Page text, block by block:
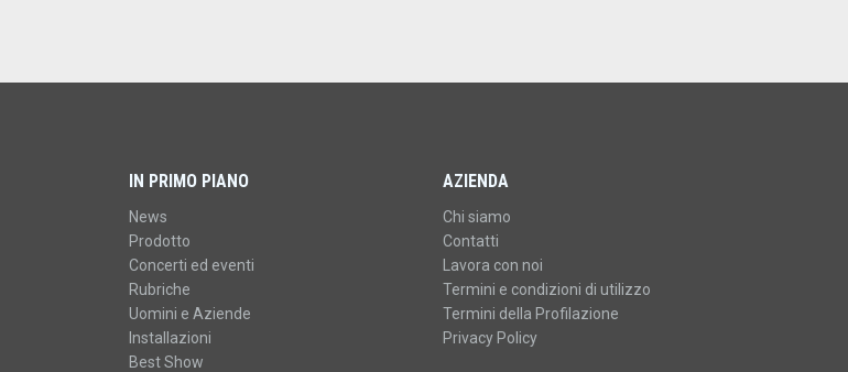
IN PRIMO PIANO
News
Prodotto
Concerti ed eventi
Rubriche
Uomini e Aziende
Installazioni
Best Show
AZIENDA
Chi siamo
Contatti
Lavora con noi
Termini e condizioni di utilizzo
Termini della Profilazione
Privacy Policy